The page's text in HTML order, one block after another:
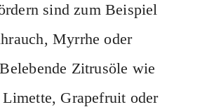
sind zum Beispiel
Myrrhe oder
Zitrusöle wie
Grapefruit oder